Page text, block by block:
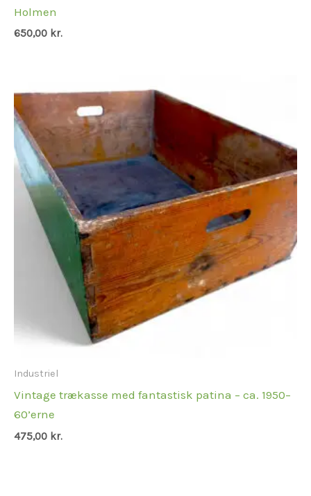
Holmen
650,00 kr.
Industriel
Vintage trækasse med fantastisk patina – ca. 1950–
60’erne
475,00 kr.